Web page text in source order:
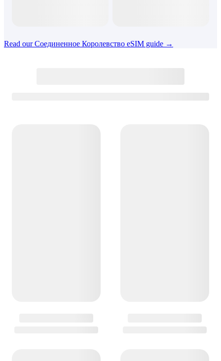
Read our Соединенное Королевство eSIM guide →